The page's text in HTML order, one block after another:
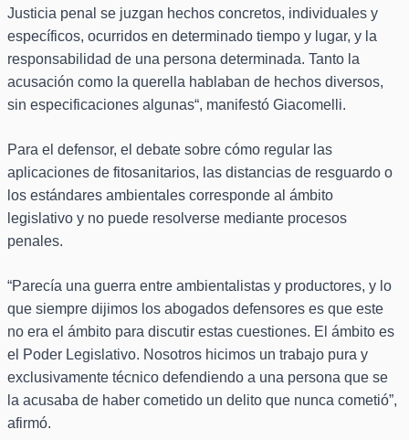
Justicia penal se juzgan hechos concretos, individuales y
específicos, ocurridos en determinado tiempo y lugar, y la
responsabilidad de una persona determinada. Tanto la
acusación como la querella hablaban de hechos diversos,
sin especificaciones algunas“, manifestó Giacomelli.
Para el defensor, el debate sobre cómo regular las
aplicaciones de fitosanitarios, las distancias de resguardo o
los estándares ambientales corresponde al ámbito
legislativo y no puede resolverse mediante procesos
penales.
“Parecía una guerra entre ambientalistas y productores, y lo
que siempre dijimos los abogados defensores es que este
no era el ámbito para discutir estas cuestiones. El ámbito es
el Poder Legislativo. Nosotros hicimos un trabajo pura y
exclusivamente técnico defendiendo a una persona que se
la acusaba de haber cometido un delito que nunca cometió”,
afirmó.